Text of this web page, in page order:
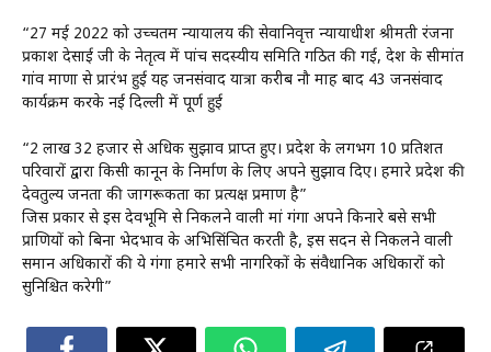
“27 मई 2022 को उच्चतम न्यायालय की सेवानिवृत्त न्यायाधीश श्रीमती रंजना
प्रकाश देसाई जी के नेतृत्व में पांच सदस्यीय समिति गठित की गई, देश के सीमांत
गांव माणा से प्रारंभ हुई यह जनसंवाद यात्रा करीब नौ माह बाद 43 जनसंवाद
कार्यक्रम करके नई दिल्ली में पूर्ण हुई
“2 लाख 32 हजार से अधिक सुझाव प्राप्त हुए। प्रदेश के लगभग 10 प्रतिशत
परिवारों द्वारा किसी कानून के निर्माण के लिए अपने सुझाव दिए। हमारे प्रदेश की
देवतुल्य जनता की जागरूकता का प्रत्यक्ष प्रमाण है”
जिस प्रकार से इस देवभूमि से निकलने वाली मां गंगा अपने किनारे बसे सभी
प्राणियों को बिना भेदभाव के अभिसिंचित करती है, इस सदन से निकलने वाली
समान अधिकारों की ये गंगा हमारे सभी नागरिकों के संवैधानिक अधिकारों को
सुनिश्चित करेगी”